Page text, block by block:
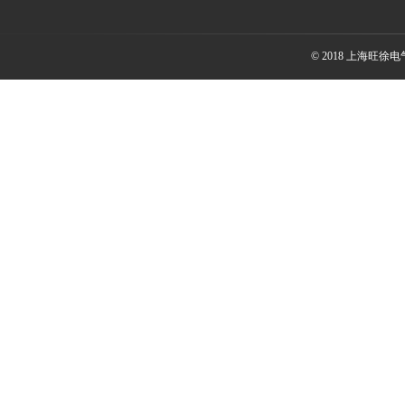
© 2018 上海旺徐